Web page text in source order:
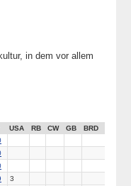
in dem vor allem
USA RB CW GB
BRD
3